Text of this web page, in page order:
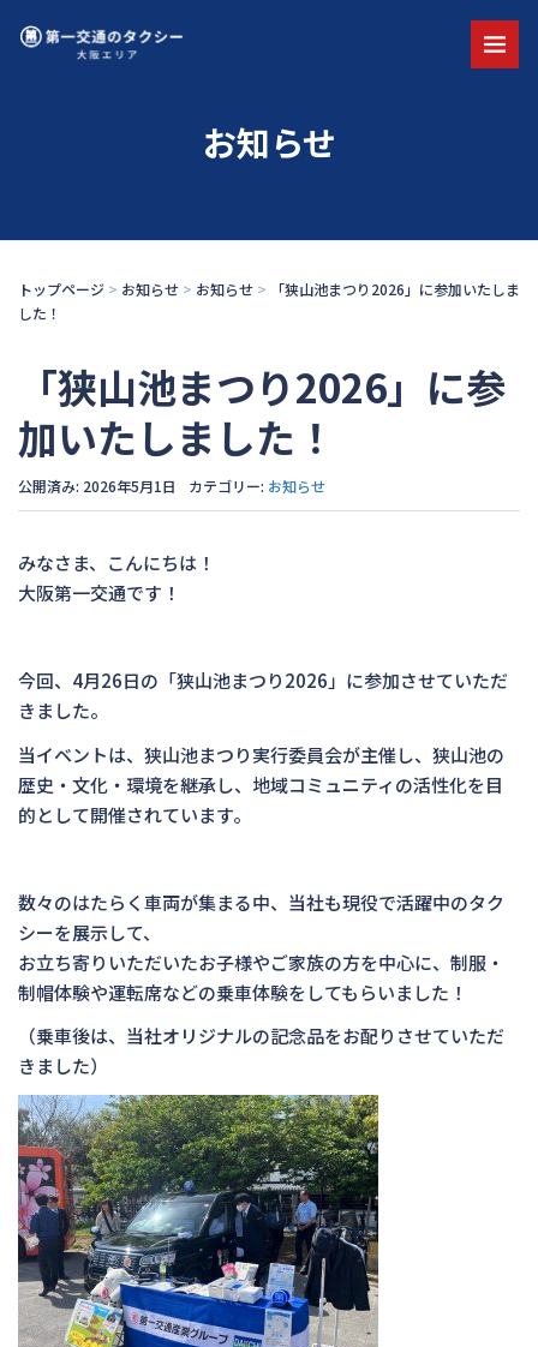
お知らせ
トップページ > お知らせ > お知らせ >
「狭山池まつり2026」に参加いたしま
した！
「狭山池まつり2026」に参
加いたしました！
公開済み: 2026年5月1日 カテゴリー: お知らせ
みなさま、こんにちは！
大阪第一交通です！
今回、4月26日の「狭山池まつり2026」に参加させていただ
きました。
当イベントは、狭山池まつり実行委員会が主催し、狭山池の
歴史・文化・環境を継承し、地域コミュニティの活性化を目
的として開催されています。
数々のはたらく車両が集まる中、当社も現役で活躍中のタク
シーを展示して、
お立ち寄りいただいたお子様やご家族の方を中心に、制服・
制帽体験や運転席などの乗車体験をしてもらいました！
（乗車後は、当社オリジナルの記念品をお配りさせていただ
きました）